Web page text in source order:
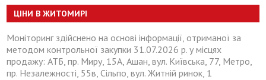
ЦІНИ В ЖИТОМИРІ
Моніторинг здійснено на основі інформації, отриманої за
методом контрольної закупки 31.07.2026 р. у місцях
продажу: АТБ, пр. Миру, 15А, Ашан, вул. Київська, 77, Метро,
пр. Незалежності, 55в, Сільпо, вул. Житній ринок, 1